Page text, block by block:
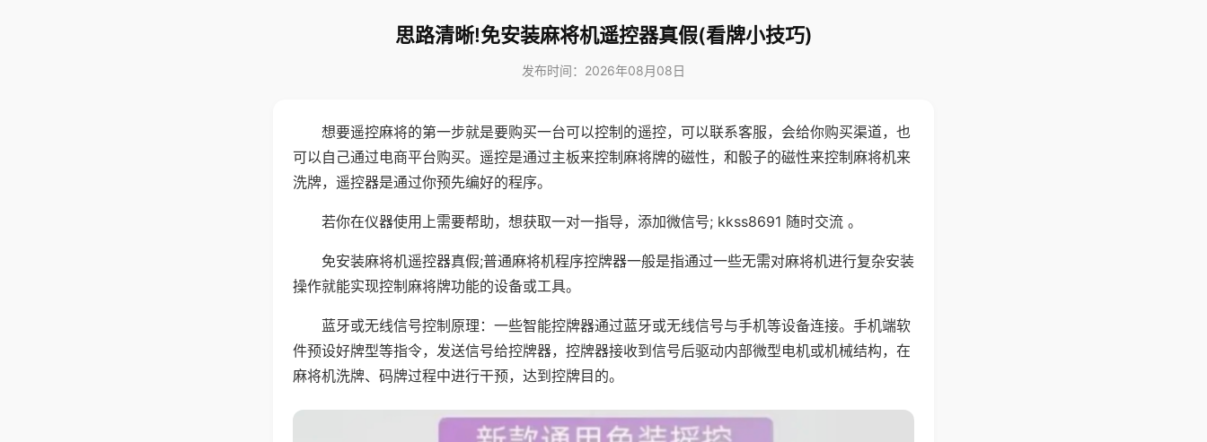
思路清晰!免安装麻将机遥控器真假(看牌小技巧)
发布时间：2026年08月08日
想要遥控麻将的第一步就是要购买一台可以控制的遥控，可以联系客服，会给你购买渠道，也
可以自己通过电商平台购买。遥控是通过主板来控制麻将牌的磁性，和骰子的磁性来控制麻将机来
洗牌，遥控器是通过你预先编好的程序。
若你在仪器使用上需要帮助，想获取一对一指导，添加微信号; kkss8691 随时交流 。
免安装麻将机遥控器真假;普通麻将机程序控牌器一般是指通过一些无需对麻将机进行复杂安装
操作就能实现控制麻将牌功能的设备或工具。
蓝牙或无线信号控制原理：一些智能控牌器通过蓝牙或无线信号与手机等设备连接。手机端软
件预设好牌型等指令，发送信号给控牌器，控牌器接收到信号后驱动内部微型电机或机械结构，在
麻将机洗牌、码牌过程中进行干预，达到控牌目的。